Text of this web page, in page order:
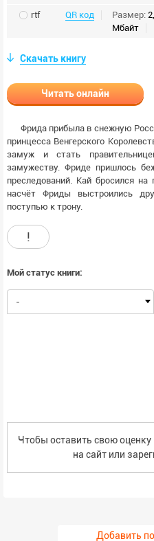
rtf QR код Размер:
Мбайт
Скачать книгу
Читать онлайн
Фрида прибыла в снежную
принцесса Венгерского
замуж и стать
замужеству. Фриде пришлось
преследований. Кай бросился
насчёт Фриды выстроились
поступью к трону.
!
Мой статус книги:
-
Чтобы оставить свою
на сайт или
Добавить